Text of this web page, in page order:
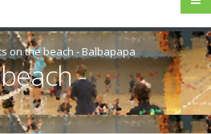
on the beach - Balbapapa
-